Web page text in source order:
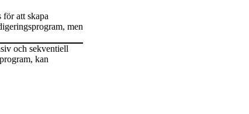
att skapa
men
och sekventiell
kan